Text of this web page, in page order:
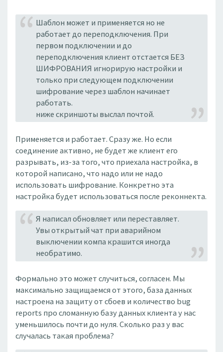
Шаблон может и применяется но не
работает до переподключения. При
первом подключении и до
переподключения клиент отстается БЕЗ
ШИФРОВАНИЯ игнорирую настройки и
только при следующем подключении
шифрование через шаблон начинает
работать.
ниже скриншоты выслал почтой.
Применяется и работает. Сразу же. Но если
соединение активно, не будет же клиент его
разрывать, из-за того, что приехала настройка, в
которой написано, что надо или не надо
использовать шифрование. Конкретно эта
настройка будет использоваться после реконнекта.
Я написал обновляет или переставляет.
Увы открытый чат при аварийном
выключении компа крашится иногда
необратимо.
Формально это может случиться, согласен. Мы
максимально защищаемся от этого, база данных
настроена на защиту от сбоев и количество bug
reports про сломанную базу данных клиента у нас
уменьшилось почти до нуля. Сколько раз у вас
случалась такая проблема?